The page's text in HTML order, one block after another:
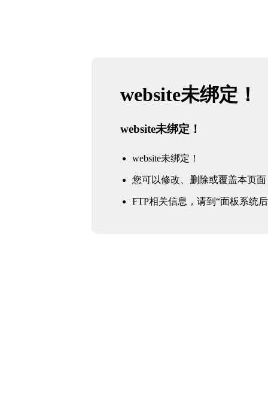
website未绑定！
website未绑定！
website未绑定！
您可以修改、删除或覆盖本页面
FTP相关信息，请到“面板系统